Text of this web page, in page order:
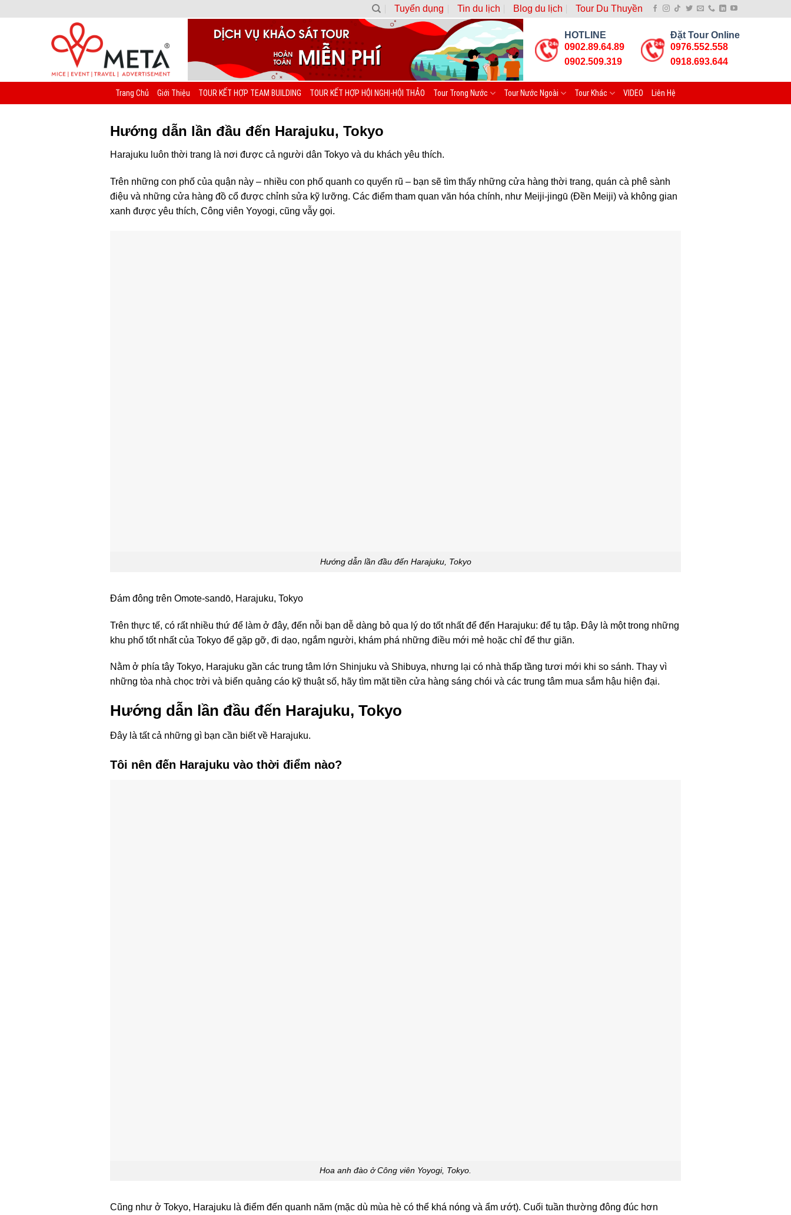
Tuyển dụng Tin du lịch Blog du lịch Tour Du Thuyền
HOTLINE
0902.89.64.89
0902.509.319
Đặt Tour Online
0976.552.558
0918.693.644
Trang Chủ Giới Thiệu TOUR KẾT HỢP TEAM BUILDING TOUR KẾT HỢP HỘI NGHỊ-HỘI THẢO Tour Trong Nước Tour Nước Ngoài Tour Khác VIDEO Liên Hệ
Hướng dẫn lần đầu đến Harajuku, Tokyo
Harajuku luôn thời trang là nơi được cả người dân Tokyo và du khách yêu thích.
Trên những con phố của quận này – nhiều con phố quanh co quyến rũ – bạn sẽ tìm thấy những cửa hàng thời trang, quán cà phê sành
điệu và những cửa hàng đồ cổ được chỉnh sửa kỹ lưỡng. Các điểm tham quan văn hóa chính, như Meiji-jingū (Đền Meiji) và không gian
xanh được yêu thích, Công viên Yoyogi, cũng vẫy gọi.
Hướng dẫn lần đầu đến Harajuku, Tokyo
Đám đông trên Omote-sandō, Harajuku, Tokyo
Trên thực tế, có rất nhiều thứ để làm ở đây, đến nỗi bạn dễ dàng bỏ qua lý do tốt nhất để đến Harajuku: để tụ tập. Đây là một trong những
khu phố tốt nhất của Tokyo để gặp gỡ, đi dạo, ngắm người, khám phá những điều mới mẻ hoặc chỉ để thư giãn.
Nằm ở phía tây Tokyo, Harajuku gần các trung tâm lớn Shinjuku và Shibuya, nhưng lại có nhà thấp tầng tươi mới khi so sánh. Thay vì
những tòa nhà chọc trời và biển quảng cáo kỹ thuật số, hãy tìm mặt tiền cửa hàng sáng chói và các trung tâm mua sắm hậu hiện đại.
Hướng dẫn lần đầu đến Harajuku, Tokyo
Đây là tất cả những gì bạn cần biết về Harajuku.
Tôi nên đến Harajuku vào thời điểm nào?
Hoa anh đào ở Công viên Yoyogi, Tokyo.
Cũng như ở Tokyo, Harajuku là điểm đến quanh năm (mặc dù mùa hè có thể khá nóng và ẩm ướt). Cuối tuần thường đông đúc hơn